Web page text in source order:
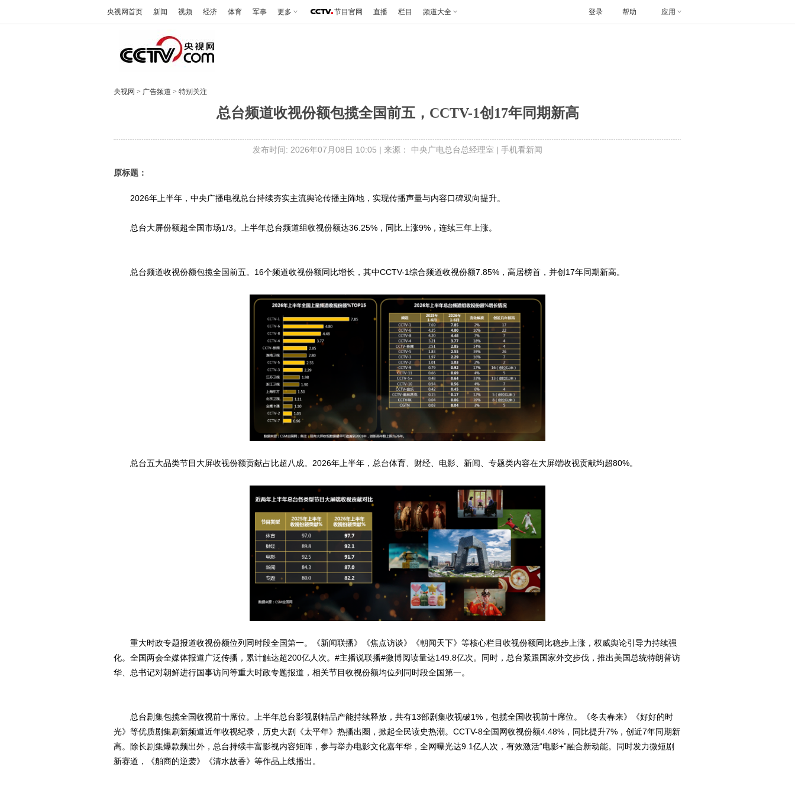
央视网首页 新闻 视频 经济 体育 军事 更多 节目官网 直播 栏目 频道大全 帮助 应用
登录
央视网 > 广告频道 > 特别关注
总台频道收视份额包揽全国前五，CCTV-1创17年同期新高
发布时间: 2026年07月08日 10:05 | 来源： 中央广电总台总经理室 | 手机看新闻
原标题：
2026年上半年，中央广播电视总台持续夯实主流舆论传播主阵地，实现传播声量与内容口碑双向提升。
总台大屏份额超全国市场1/3。上半年总台频道组收视份额达36.25%，同比上涨9%，连续三年上涨。
总台频道收视份额包揽全国前五。16个频道收视份额同比增长，其中CCTV-1综合频道收视份额7.85%，高居榜首，并创17年同期新高。
总台五大品类节目大屏收视份额贡献占比超八成。2026年上半年，总台体育、财经、电影、新闻、专题类内容在大屏端收视贡献均超80%。
重大时政专题报道收视份额位列同时段全国第一。《新闻联播》《焦点访谈》《朝闻天下》等核心栏目收视份额同比稳步上涨，权威舆论引导力持续强
化。全国两会全媒体报道广泛传播，累计触达超200亿人次。#主播说联播#微博阅读量达149.8亿次。同时，总台紧跟国家外交步伐，推出美国总统特朗普访
华、总书记对朝鲜进行国事访问等重大时政专题报道，相关节目收视份额均位列同时段全国第一。
总台剧集包揽全国收视前十席位。上半年总台影视剧精品产能持续释放，共有13部剧集收视破1%，包揽全国收视前十席位。《冬去春来》《好好的时
光》等优质剧集刷新频道近年收视纪录，历史大剧《太平年》热播出圈，掀起全民读史热潮。CCTV-8全国网收视份额4.48%，同比提升7%，创近7年同期新
高。除长剧集爆款频出外，总台持续丰富影视内容矩阵，参与举办电影文化嘉年华，全网曝光达9.1亿人次，有效激活“电影+”融合新动能。同时发力微短剧
新赛道，《舶商的逆袭》《清水故香》等作品上线播出。